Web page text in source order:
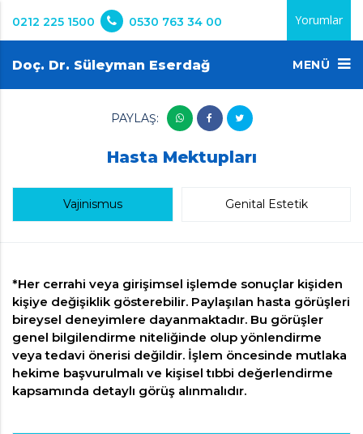
0212 225 1500 0530 763 34 00 Yorumlar
Doç. Dr. Süleyman Eserdağ MENÜ
PAYLAŞ:
Hasta Mektupları
Vajinismus Genital Estetik
*Her cerrahi veya girişimsel işlemde sonuçlar kişiden
kişiye değişiklik gösterebilir. Paylaşılan hasta görüşleri
bireysel deneyimlere dayanmaktadır. Bu görüşler
genel bilgilendirme niteliğinde olup yönlendirme
veya tedavi önerisi değildir. İşlem öncesinde mutlaka
hekime başvurulmalı ve kişisel tıbbi değerlendirme
kapsamında detaylı görüş alınmalıdır.